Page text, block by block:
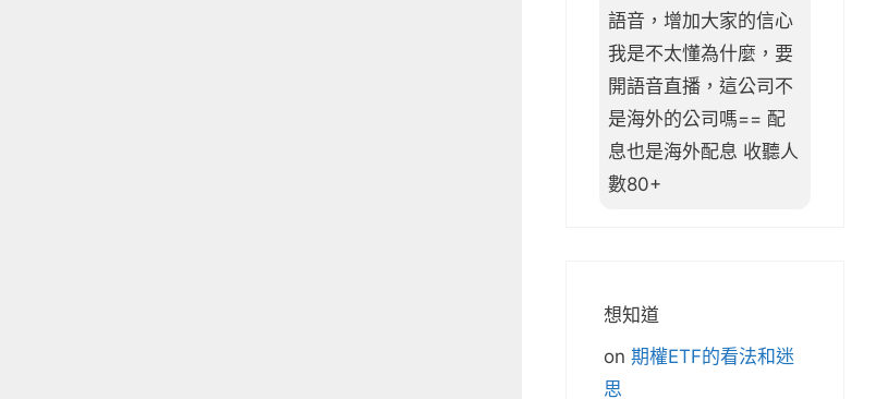
語音，增加大家的信心
我是不太懂為什麼，要
開語音直播，這公司不
是海外的公司嗎== 配
息也是海外配息 收聽人
數80+
想知道
on 期權ETF的看法和迷
思